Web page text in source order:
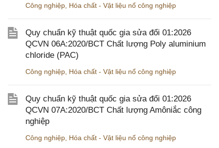
Công nghiệp Hóa chất - Vật liệu nổ công nghiệp
Quy chuẩn kỹ thuật quốc gia sửa đổi 01:2026
QCVN 06A:2020/BCT Chất lượng Poly aluminium
chloride (PAC)
Công nghiệp Hóa chất - Vật liệu nổ công nghiệp
Quy chuẩn kỹ thuật quốc gia sửa đổi 01:2026
QCVN 07A:2020/BCT Chất lượng Amôniắc công
nghiệp
Công nghiệp Hóa chất - Vật liệu nổ công nghiệp